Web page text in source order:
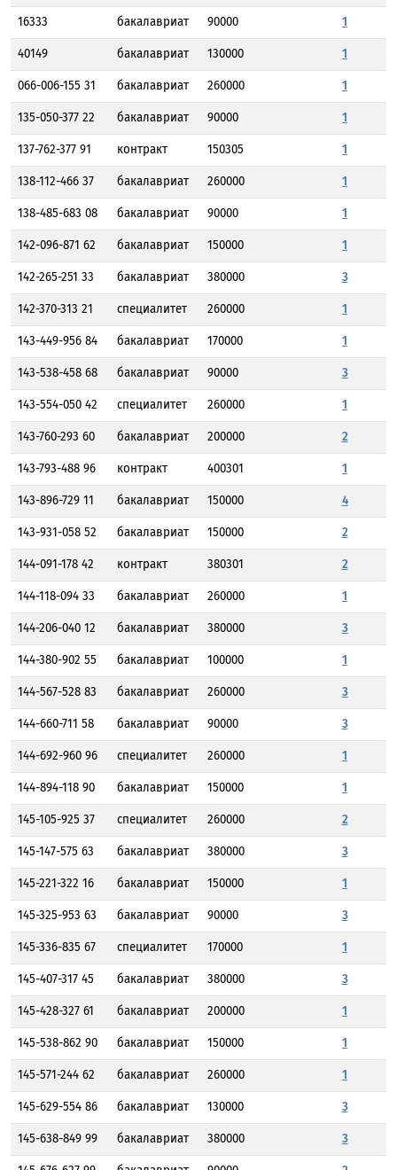
16333 бакалавриат 90000 1
40149 бакалавриат 130000 1
066-006-155 31 бакалавриат 260000 1
135-050-377 22 бакалавриат 90000 1
137-762-377 91 контракт 150305 1
138-112-466 37 бакалавриат 260000 1
138-485-683 08 бакалавриат 90000 1
142-096-871 62 бакалавриат 150000 1
142-265-251 33 бакалавриат 380000 3
142-370-313 21 специалитет 260000 1
143-449-956 84 бакалавриат 170000 1
143-538-458 68 бакалавриат 90000 3
143-554-050 42 специалитет 260000 1
143-760-293 60 бакалавриат 200000 2
143-793-488 96 контракт 400301 1
143-896-729 11 бакалавриат 150000 4
143-931-058 52 бакалавриат 150000 2
144-091-178 42 контракт 380301 2
144-118-094 33 бакалавриат 260000 1
144-206-040 12 бакалавриат 380000 3
144-380-902 55 бакалавриат 100000 1
144-567-528 83 бакалавриат 260000 3
144-660-711 58 бакалавриат 90000 3
144-692-960 96 специалитет 260000 1
144-894-118 90 бакалавриат 150000 1
145-105-925 37 специалитет 260000 2
145-147-575 63 бакалавриат 380000 3
145-221-322 16 бакалавриат 150000 1
145-325-953 63 бакалавриат 90000 3
145-336-835 67 специалитет 170000 1
145-407-317 45 бакалавриат 380000 3
145-428-327 61 бакалавриат 200000 1
145-538-862 90 бакалавриат 150000 1
145-571-244 62 бакалавриат 260000 1
145-629-554 86 бакалавриат 130000 3
145-638-849 99 бакалавриат 380000 3